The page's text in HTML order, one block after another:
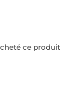
ce produit